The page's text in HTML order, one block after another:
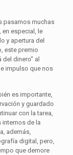
pasamos muchas
en especial, le
y apertura del
este premio
dinero” al
impulso que nos
es importante,
y guardado
con la tarea,
internos de la
además,
digital, pero,
que demore